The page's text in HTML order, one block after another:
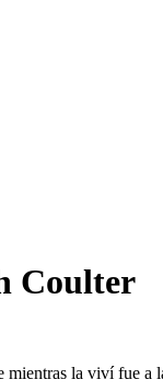
Coulter
mientras la viví fue a